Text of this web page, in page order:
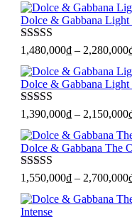
Dolce & Gabbana Light
Được xếp
1,480,000₫ – 2,280,000
Dolce & Gabbana Light
Được xếp
1,390,000₫ – 2,150,000
Dolce & Gabbana The
Được xếp
1,550,000₫ – 2,700,000